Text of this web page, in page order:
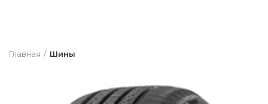
Главная Шины